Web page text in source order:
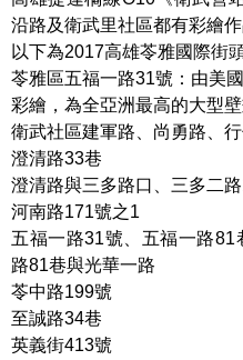
沿路及衛武里社區都有彩繪作
以下為2017高雄苓雅國際街
苓雅區五福一路31號：由美
彩繪，為全亞洲最高的大型壁
衛武社區建軍路、尚勇路、
澄清路33巷
澄清路與三多路口、三多二
河南路171號之1
五福一路31號、五福一路
路81巷與光華一路
苓中路199號
至誠路34巷
英義街413號